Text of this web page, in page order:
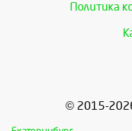
Политика
© 2015-